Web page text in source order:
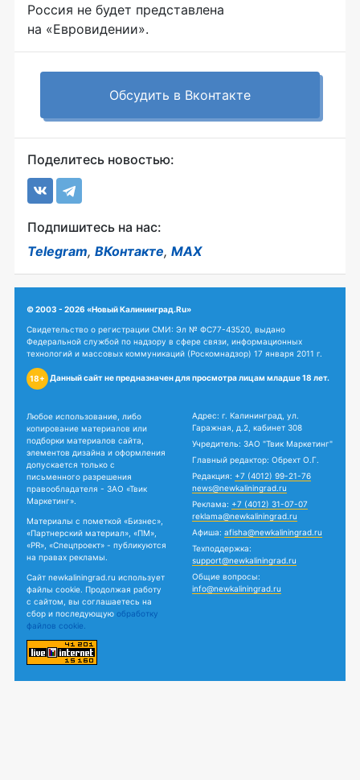
Россия не будет представлена
на «Евровидении».
Обсудить в Вконтакте
Поделитесь новостью:
Подпишитесь на нас:
Telegram, ВКонтакте, MAX
© 2003 - 2026 «Новый Калининград.Ru»
Свидетельство о регистрации СМИ: Эл № ФС77-43520, выдано
Федеральной службой по надзору в сфере связи, информационных
технологий и массовых коммуникаций (Роскомнадзор) 17 января 2011 г.
18+ Данный сайт не предназначен для просмотра лицам младше 18 лет.
Любое использование, либо
копирование материалов или
подборки материалов сайта,
элементов дизайна и оформления
допускается только с
письменного разрешения
правообладателя - ЗАО «Твик
Маркетинг».
Материалы с пометкой «Бизнес»,
«Партнерский материал», «ПМ»,
«PR», «Спецпроект» - публикуются
на правах рекламы.
Сайт newkaliningrad.ru использует
файлы cookie. Продолжая работу
с сайтом, вы соглашаетесь на
сбор и последующую обработку
файлов cookie.
Адрес: г. Калининград, ул.
Гаражная, д.2, кабинет 308
Учредитель: ЗАО "Твик Маркетинг"
Главный редактор: Обрехт О.Г.
Редакция: +7 (4012) 99-21-76
news@newkaliningrad.ru
Реклама: +7 (4012) 31-07-07
reklama@newkaliningrad.ru
Афиша: afisha@newkaliningrad.ru
Техподдержка:
support@newkaliningrad.ru
Общие вопросы:
info@newkaliningrad.ru